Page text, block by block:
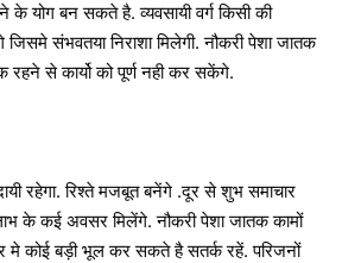
के योग बन सकते है. व्यवसायी वर्ग किसी की
संभवतया निराशा मिलेगी. नौकरी पेशा जातक
से कार्यो को पूर्ण नही कर सकेंगे.
रहेगा. रिश्ते मजबूत बनेंगे .दूर से शुभ समाचार
लाभ के कई अवसर मिलेंगे. नौकरी पेशा जातक कामों
मे कोई बड़ी भूल कर सकते है सतर्क रहें. परिजनों